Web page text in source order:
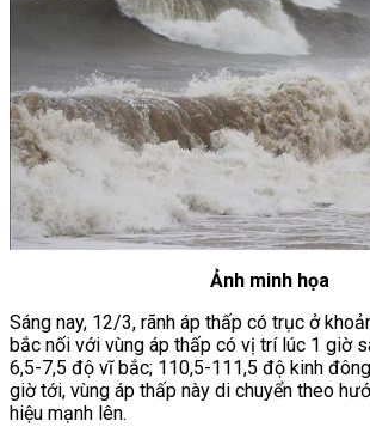
Ảnh minh họa
Sáng nay, 12/3, rãnh áp thấp có trục ở
bắc nối với vùng áp thấp có vị trí lúc 1 giờ
6,5-7,5 độ vĩ bắc; 110,5-111,5 độ kinh
giờ tới, vùng áp thấp này di chuyển theo
hiệu mạnh lên.